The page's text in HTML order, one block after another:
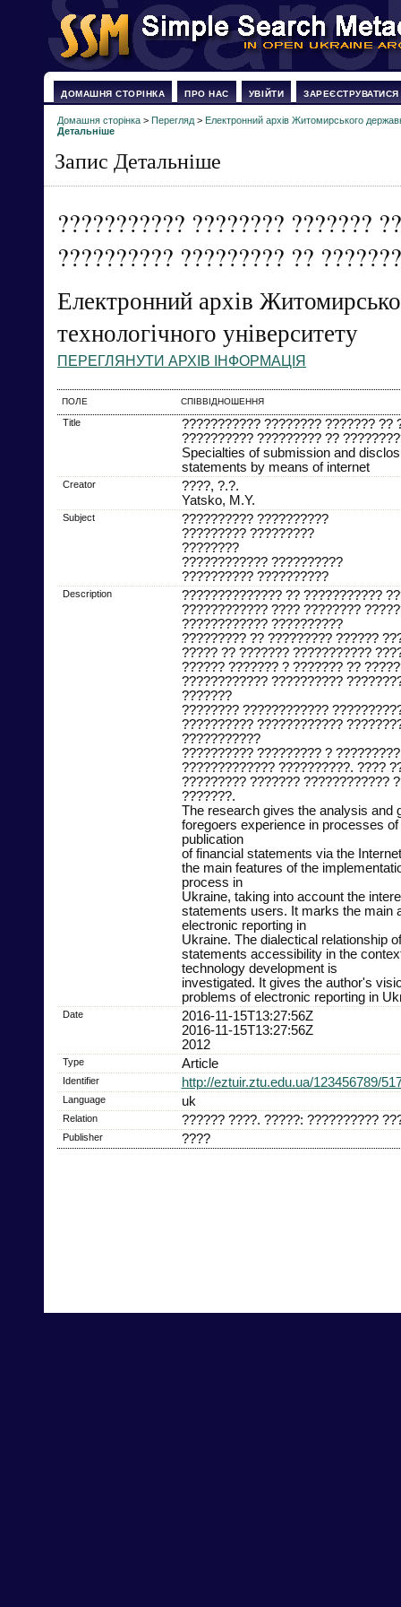
ДОМАШНЯ СТОРІНКА ПРО НАС УВІЙТИ ЗАРЕЄСТРУВАТИСЯ
Домашня сторінка > Перегляд > Електронний архів Житомирського
Детальніше
Запис Детальніше
??????????? ???????? ???????
?????????? ????????? ??
Електронний архів
технологічного університету
ПЕРЕГЛЯНУТИ АРХІВ ІНФОРМАЦІЯ
ПОЛЕ СПІВВІДНОШЕННЯ
Title
??????????? ???????? ??????? ??
?????????? ????????? ??
Specialties of submission and
statements by means of internet
Creator
????, ?.?.
Yatsko, M.Y.
Subject
?????????? ??????????
????????? ?????????
????????
???????????? ??????????
?????????? ??????????
Description
?????????????? ?? ???????????
???????????? ???? ????????
???????????? ??????????
????????? ?? ????????? ??????
????? ?? ??????? ???????????
?????? ??????? ? ??????? ??
???????????? ??????????
???????
???????? ????????????
?????????? ????????????
???????????
?????????? ????????? ?
????????????? ??????????. ????
????????? ??????? ????????????
???????.
The research gives the analysis and
foregoers experience in processes
publication
of financial statements via the
the main features of the
process in
Ukraine, taking into account the
statements users. It marks the main
electronic reporting in
Ukraine. The dialectical relationship
statements accessibility in the
technology development is
investigated. It gives the author's
problems of electronic reporting in
Date
2016-11-15T13:27:56Z
2016-11-15T13:27:56Z
2012
Type Article
Identifier http://eztuir.ztu.edu.ua/123456789/
Language uk
Relation ?????? ????. ?????: ??????????
Publisher ????